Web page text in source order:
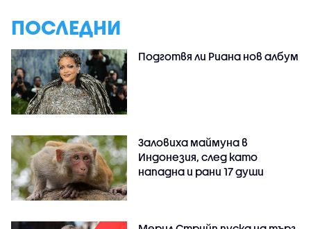
ПОСЛЕДНИ
Подготвя ли Риана нов албум
Заловиха маймуна в
Индонезия, след като
нападна и рани 17 души